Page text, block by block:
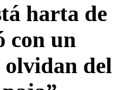
harta de
con un
olvidan del